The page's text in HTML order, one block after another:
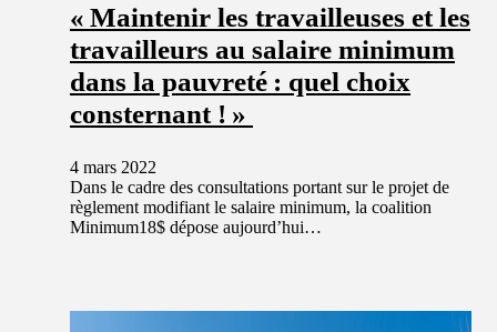
« Maintenir les travailleuses et les
travailleurs au salaire minimum
dans la pauvreté : quel choix
consternant ! »
4 mars 2022
Dans le cadre des consultations portant sur le projet de
règlement modifiant le salaire minimum, la coalition
Minimum18$ dépose aujourd’hui…